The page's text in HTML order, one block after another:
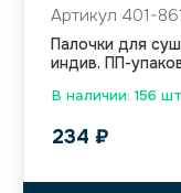
В наличии: 156
Артикул 401-
Палочки для
индив. ПП-
234 ₽